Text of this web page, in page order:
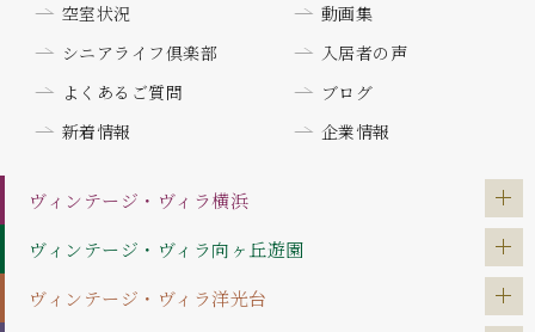
空室状況
動画集
シニアライフ倶楽部
入居者の声
よくあるご質問
ブログ
新着情報
企業情報
ヴィンテージ・ヴィラ横浜
ヴィンテージ・ヴィラ向ヶ丘遊園
ヴィンテージ・ヴィラ洋光台